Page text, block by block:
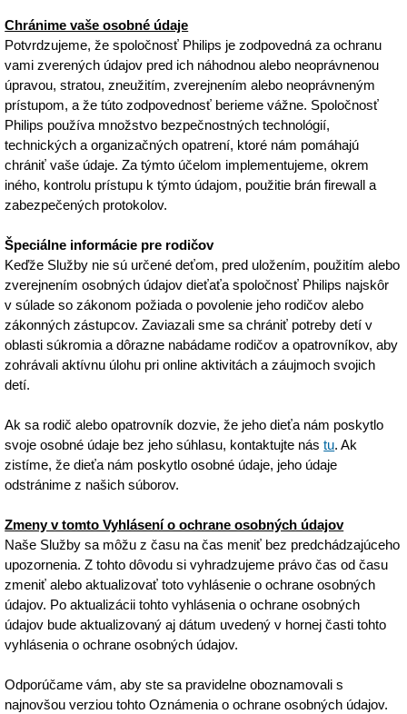
Chránime vaše osobné údaje
Potvrdzujeme, že spoločnosť Philips je zodpovedná za ochranu
vami zverených údajov pred ich náhodnou alebo neoprávnenou
úpravou, stratou, zneužitím, zverejnením alebo neoprávneným
prístupom, a že túto zodpovednosť berieme vážne. Spoločnosť
Philips používa množstvo bezpečnostných technológií,
technických a organizačných opatrení, ktoré nám pomáhajú
chrániť vaše údaje. Za týmto účelom implementujeme, okrem
iného, kontrolu prístupu k týmto údajom, použitie brán firewall a
zabezpečených protokolov.
Špeciálne informácie pre rodičov
Keďže Služby nie sú určené deťom, pred uložením, použitím alebo
zverejnením osobných údajov dieťaťa spoločnosť Philips najskôr
v súlade so zákonom požiada o povolenie jeho rodičov alebo
zákonných zástupcov. Zaviazali sme sa chrániť potreby detí v
oblasti súkromia a dôrazne nabádame rodičov a opatrovníkov, aby
zohrávali aktívnu úlohu pri online aktivitách a záujmoch svojich
detí.
Ak sa rodič alebo opatrovník dozvie, že jeho dieťa nám poskytlo
svoje osobné údaje bez jeho súhlasu, kontaktujte nástu. Ak
zistíme, že dieťa nám poskytlo osobné údaje, jeho údaje
odstránime z našich súborov.
Zmeny v tomto Vyhlásení o ochrane osobných údajov
Naše Služby sa môžu z času na čas meniť bez predchádzajúceho
upozornenia. Z tohto dôvodu si vyhradzujeme právo čas od času
zmeniť alebo aktualizovať toto vyhlásenie o ochrane osobných
údajov. Po aktualizácii tohto vyhlásenia o ochrane osobných
údajov bude aktualizovaný aj dátum uvedený v hornej časti tohto
vyhlásenia o ochrane osobných údajov.
Odporúčame vám, aby ste sa pravidelne oboznamovali s
najnovšou verziou tohto Oznámenia o ochrane osobných údajov.